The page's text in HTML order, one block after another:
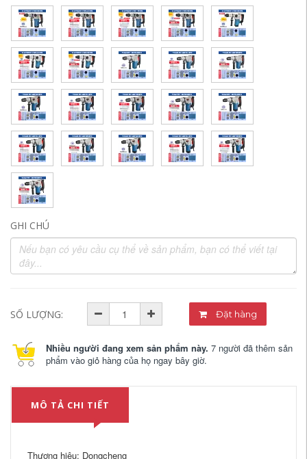
GHI CHÚ
SỐ LƯỢNG: Đặt hàng
Nhiều người đang xem sản phẩm này. 7 người đã thêm sản
phẩm vào giỏ hàng của họ ngay bây giờ.
MÔ TẢ CHI TIẾT
Thương hiệu: Dongcheng